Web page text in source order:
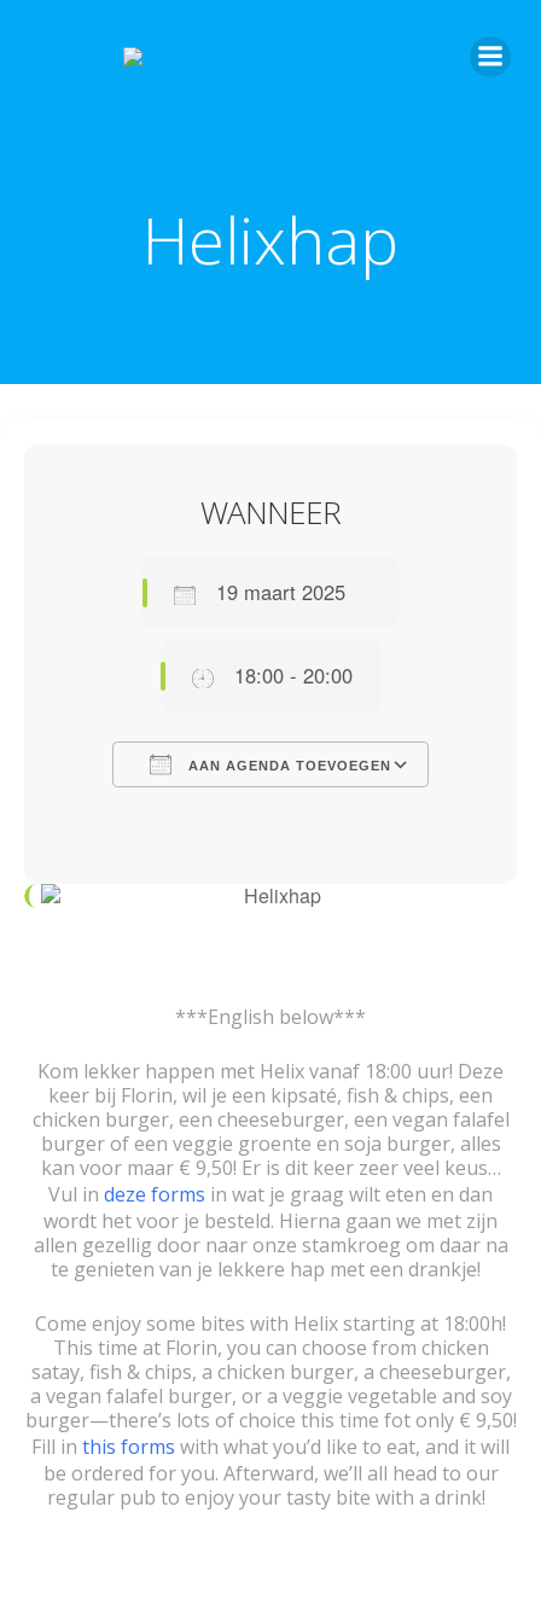
Helixhap
WANNEER
19 maart 2025
18:00 - 20:00
AAN AGENDA TOEVOEGEN
***English below***
Kom lekker happen met Helix vanaf 18:00 uur! Deze
keer bij Florin, wil je een kipsaté, fish & chips, een
chicken burger, een cheeseburger, een vegan falafel
burger of een veggie groente en soja burger, alles
kan voor maar € 9,50! Er is dit keer zeer veel keus…
Vul in deze forms in wat je graag wilt eten en dan
wordt het voor je besteld. Hierna gaan we met zijn
allen gezellig door naar onze stamkroeg om daar na
te genieten van je lekkere hap met een drankje!
Come enjoy some bites with Helix starting at 18:00h!
This time at Florin, you can choose from chicken
satay, fish & chips, a chicken burger, a cheeseburger,
a vegan falafel burger, or a veggie vegetable and soy
burger—there’s lots of choice this time fot only € 9,50!
Fill in this forms with what you’d like to eat, and it will
be ordered for you. Afterward, we’ll all head to our
regular pub to enjoy your tasty bite with a drink!